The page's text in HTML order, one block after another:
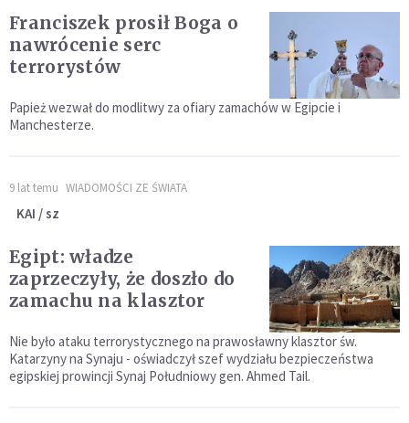
Franciszek prosił Boga o
nawrócenie serc
terrorystów
Papież wezwał do modlitwy za ofiary zamachów w Egipcie i
Manchesterze.
9 lat temu WIADOMOŚCI ZE ŚWIATA
KAI / sz
Egipt: władze
zaprzeczyły, że doszło do
zamachu na klasztor
Nie było ataku terrorystycznego na prawosławny klasztor św.
Katarzyny na Synaju - oświadczył szef wydziału bezpieczeństwa
egipskiej prowincji Synaj Południowy gen. Ahmed Tail.